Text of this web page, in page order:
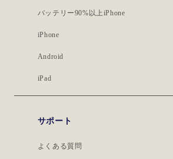
バッテリー90%以上iPhone
iPhone
Android
iPad
サポート
よくある質問